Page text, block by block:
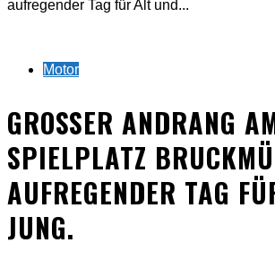
aufregender Tag für Alt und...
Motor
GROSSER ANDRANG AM
PIELPLATZ
UFREGENDER TAG
UNG.